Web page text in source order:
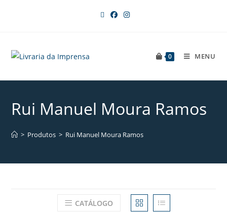
0 MENU
Rui Manuel Moura Ramos
> Produtos > Rui Manuel Moura Ramos
CATÁLOGO